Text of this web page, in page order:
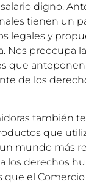
digno.
tienen un
legales y
Nos preocupa
que
de los
también
que
mundo más
los derechos
el